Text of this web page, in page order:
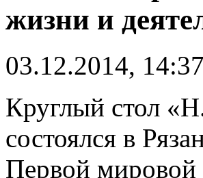
жизни и
03.12.2014, 14:37
Круглый стол
состоялся в
Первой мировой